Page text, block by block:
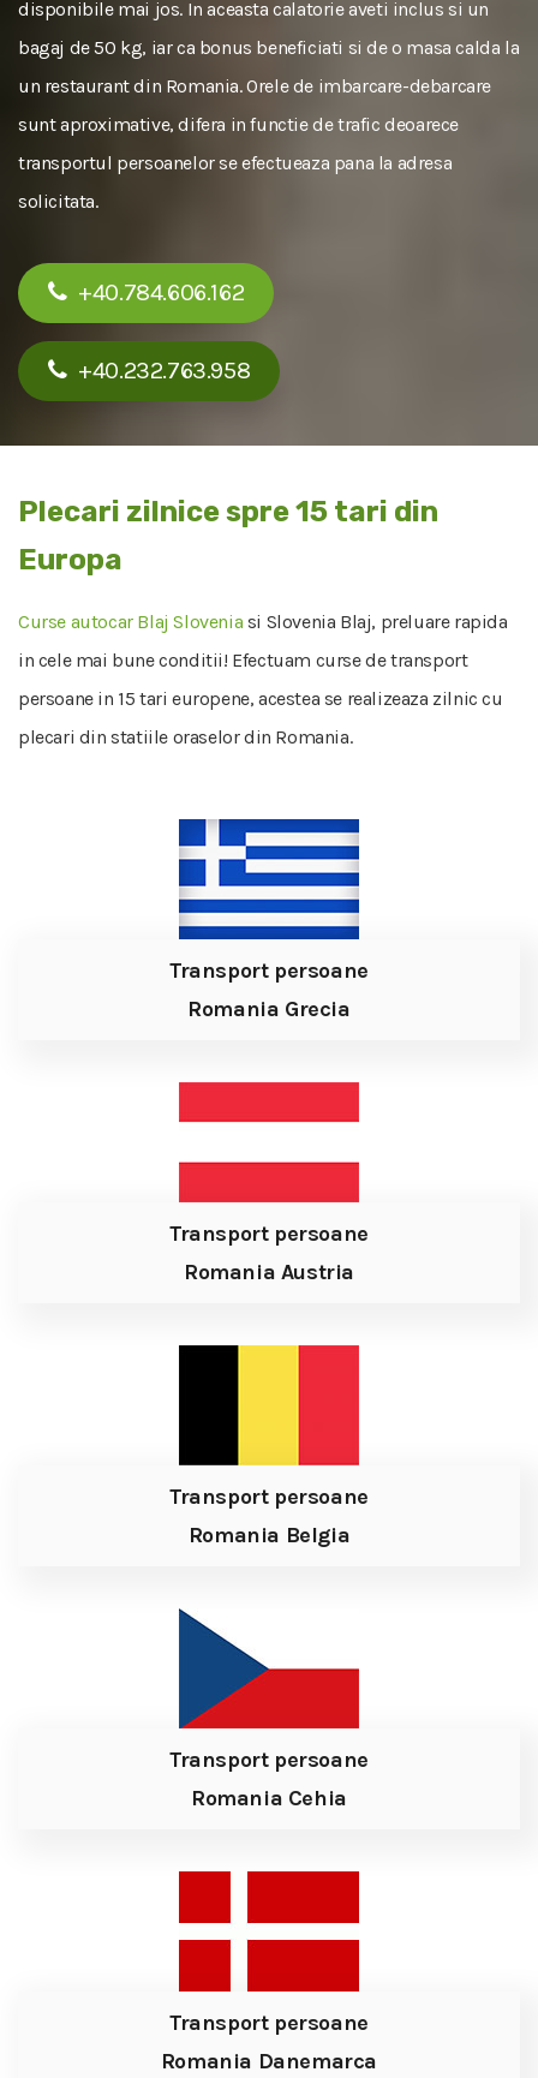
disponibile mai jos. In aceasta calatorie aveti inclus si un
bagaj de 50 kg, iar ca bonus beneficiati si de o masa calda la
un restaurant din Romania. Orele de imbarcare-debarcare
sunt aproximative, difera in functie de trafic deoarece
transportul persoanelor se efectueaza pana la adresa
solicitata.
+40.784.606.162
+40.232.763.958
Plecari zilnice spre 15 tari din
Europa
Curse autocar Blaj Slovenia si Slovenia Blaj, preluare rapida
in cele mai bune conditii! Efectuam curse de transport
persoane in 15 tari europene, acestea se realizeaza zilnic cu
plecari din statiile oraselor din Romania.
Transport persoane
Romania Grecia
Transport persoane
Romania Austria
Transport persoane
Romania Belgia
Transport persoane
Romania Cehia
Transport persoane
Romania Danemarca